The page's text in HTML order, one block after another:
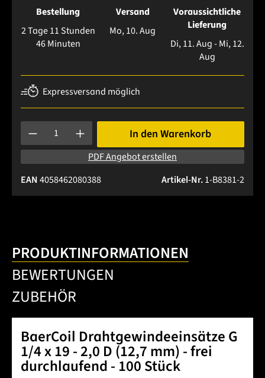
Bestellung
2 Tage 11 Stunden
46 Minuten
Versand
Mo, 10. Aug
Voraussichtliche
Lieferung
Di, 11. Aug - Mi, 12.
Aug
Expressversand möglich
Produkt Anzahl: Gib den gewünschten Wert ein oder
In den Warenkorb
PDF Angebot erstellen
Artikel-Nr.1-B8381-2
EAN4058462080388
PRODUKTINFORMATIONEN
BEWERTUNGEN
ZUBEHÖR
BaerCoil Drahtgewindeeinsätze G
1/4 x 19 - 2,0 D (12,7 mm) - frei
durchlaufend - 100 Stück